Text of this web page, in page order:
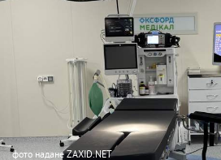
фото надане ZAXID.NET